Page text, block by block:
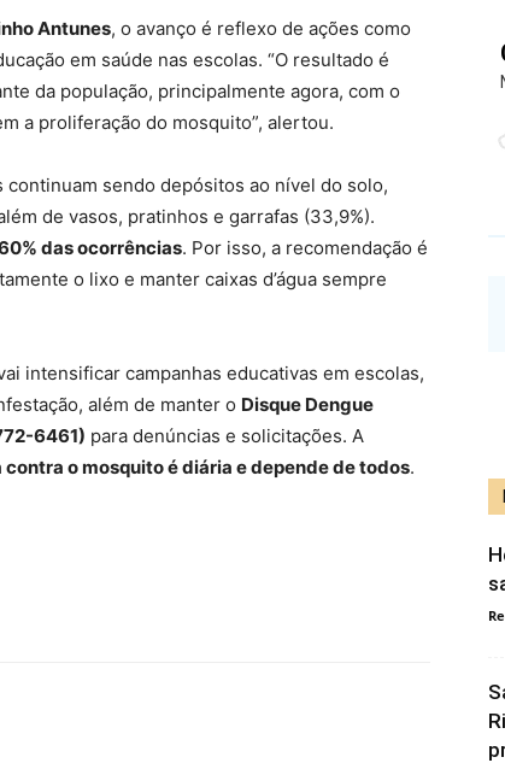
Antunes, o avanço é reflexo de ações como
em saúde nas escolas. “O resultado é
da população, principalmente agora, com o
a proliferação do mosquito”, alertou.
sendo depósitos ao nível do solo,
de vasos, pratinhos e garrafas (33,9%).
das ocorrências. Por isso, a recomendação é
o lixo e manter caixas d’água sempre
intensificar campanhas educativas em escolas,
além de manter o Disque Dengue
6461) para denúncias e solicitações. A
contra o mosquito é diária e depende de todos.